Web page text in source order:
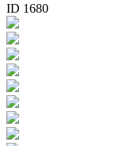
ID 1680